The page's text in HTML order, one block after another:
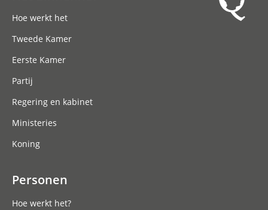
Hoe werkt het
Tweede Kamer
Eerste Kamer
Partij
Regering en kabinet
Ministeries
Koning
Personen
Hoe werkt het?